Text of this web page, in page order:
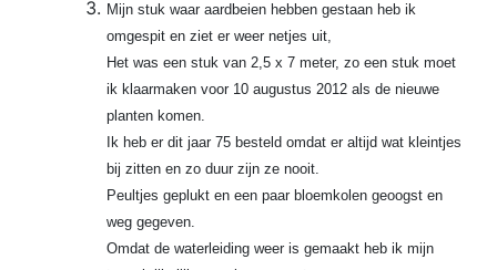
Mijn stuk waar aardbeien hebben gestaan heb ik
omgespit en ziet er weer netjes uit,
Het was een stuk van 2,5 x 7 meter, zo een stuk moet
ik klaarmaken voor 10 augustus 2012 als de nieuwe
planten komen.
Ik heb er dit jaar 75 besteld omdat er altijd wat kleintjes
bij zitten en zo duur zijn ze nooit.
Peultjes geplukt en een paar bloemkolen geoogst en
weg gegeven.
Omdat de waterleiding weer is gemaakt heb ik mijn